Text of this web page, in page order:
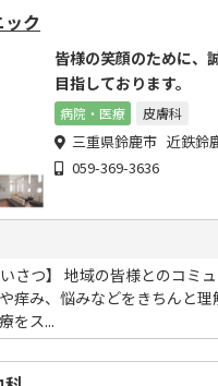
ック
皆様の笑顔のために、
目指しております。
病院・医療 皮膚科
三重県鈴鹿市 近鉄鈴
059-369-3636
さつ】 地域の皆様とのコミ
痒み、悩みなどをきちんと理
をス...